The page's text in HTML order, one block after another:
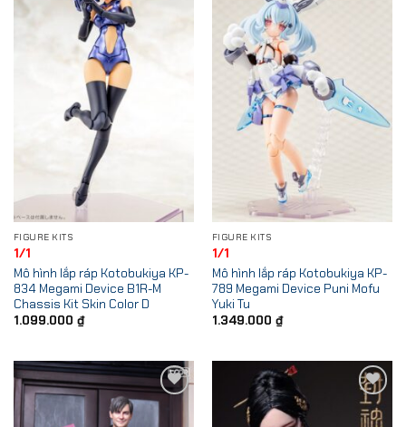
FIGURE KITS
1/1
Mô hình lắp ráp Kotobukiya KP-
834 Megami Device B1R-M
Chassis Kit Skin Color D
1.099.000 ₫
FIGURE KITS
1/1
Mô hình lắp ráp Kotobukiya KP-
789 Megami Device Puni Mofu
Yuki Tu
1.349.000 ₫
Add to
Add to
Wishlist